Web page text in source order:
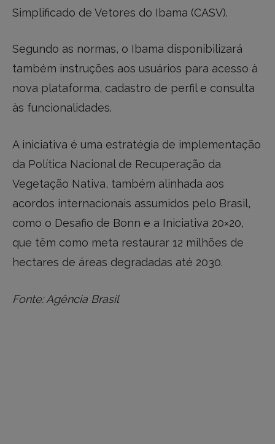
Simplificado de Vetores do Ibama (CASV).
Segundo as normas, o Ibama disponibilizará
também instruções aos usuários para acesso à
nova plataforma, cadastro de perfil e consulta
às funcionalidades.
A iniciativa é uma estratégia de implementação
da Política Nacional de Recuperação da
Vegetação Nativa, também alinhada aos
acordos internacionais assumidos pelo Brasil,
como o Desafio de Bonn e a Iniciativa 20×20,
que têm como meta restaurar 12 milhões de
hectares de áreas degradadas até 2030.
Fonte: Agência Brasil